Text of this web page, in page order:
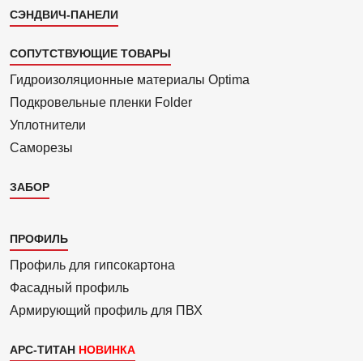
СЭНДВИЧ-ПАНЕЛИ
СОПУТСТВУЮЩИЕ ТОВАРЫ
Гидроизоля­ционные материалы Optima
Подкровель­ные пленки Folder
Уплотнители
Саморезы
ЗАБОР
Каталог
3
ПРОФИЛЬ
Профиль для гипсо­картона
Фасадный профиль
Армиру­ю­щий профиль для ПВХ
АРС-ТИТАН